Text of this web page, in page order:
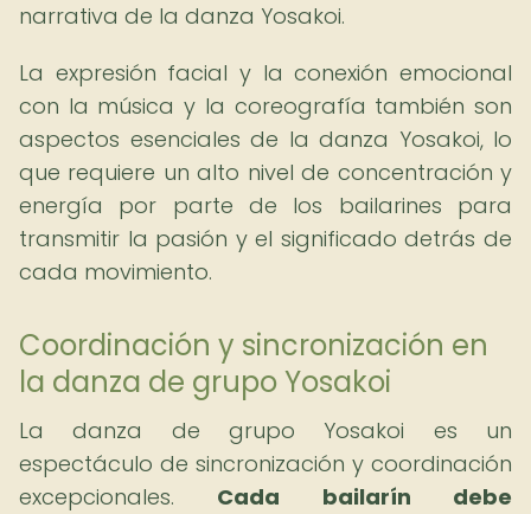
narrativa de la danza Yosakoi.
La expresión facial y la conexión emocional
con la música y la coreografía también son
aspectos esenciales de la danza Yosakoi, lo
que requiere un alto nivel de concentración y
energía por parte de los bailarines para
transmitir la pasión y el significado detrás de
cada movimiento.
Coordinación y sincronización en
la danza de grupo Yosakoi
La danza de grupo Yosakoi es un
espectáculo de sincronización y coordinación
excepcionales. Cada bailarín debe